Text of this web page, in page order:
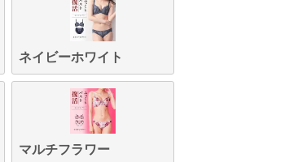
ネイビーホワイト
マルチフラワー